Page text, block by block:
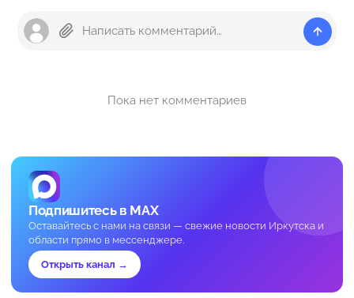
Пока нет комментариев
Подпишитесь в MAX
Оставайтесь с нами на связи — свежие новости Иркутска и
области прямо в мессенджере.
Открыть канал →